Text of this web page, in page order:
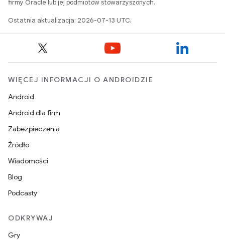
firmy Oracle lub jej podmiotów stowarzyszonych.
Ostatnia aktualizacja: 2026-07-13 UTC.
WIĘCEJ INFORMACJI O ANDROIDZIE
Android
Android dla firm
Zabezpieczenia
Źródło
Wiadomości
Blog
Podcasty
ODKRYWAJ
Gry